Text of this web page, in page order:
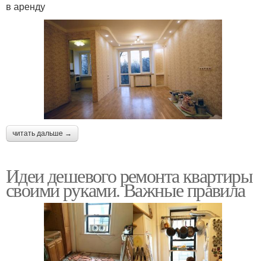
в аренду
читать дальше →
Идеи дешевого ремонта квартиры
своими руками. Важные правила